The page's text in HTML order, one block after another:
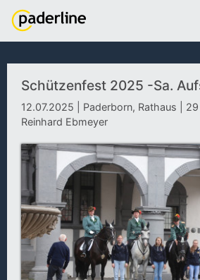
Schützenfest 2025 -Sa.
12.07.2025 | Paderborn, Rathaus |
Reinhard Ebmeyer